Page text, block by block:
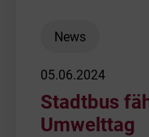
News
05.06.2024
Stadtbus
Umwelttag